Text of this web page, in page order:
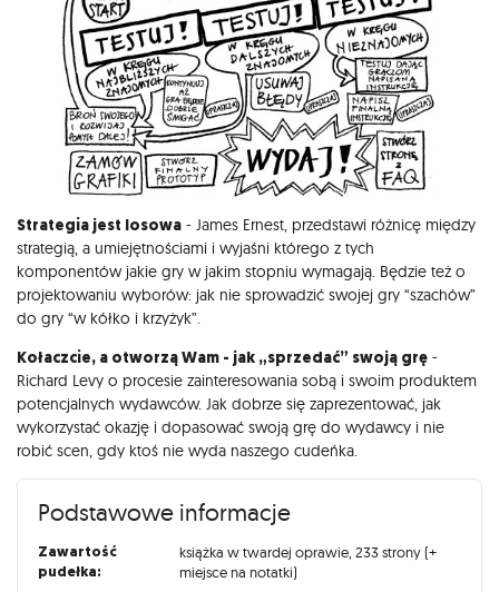
Strategia jest losowa - James Ernest, przedstawi różnicę między
strategią, a umiejętnościami i wyjaśni którego z tych
komponentów jakie gry w jakim stopniu wymagają. Będzie też o
projektowaniu wyborów: jak nie sprowadzić swojej gry “szachów”
do gry “w kółko i krzyżyk”.
Kołaczcie, a otworzą Wam - jak „sprzedać” swoją grę -
Richard Levy o procesie zainteresowania sobą i swoim produktem
potencjalnych wydawców. Jak dobrze się zaprezentować, jak
wykorzystać okazję i dopasować swoją grę do wydawcy i nie
robić scen, gdy ktoś nie wyda naszego cudeńka.
Podstawowe informacje
Zawartość
pudełka:
książka w twardej oprawie, 233 strony (+
miejsce na notatki)